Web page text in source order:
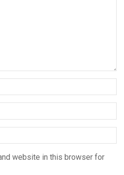
website in this browser for